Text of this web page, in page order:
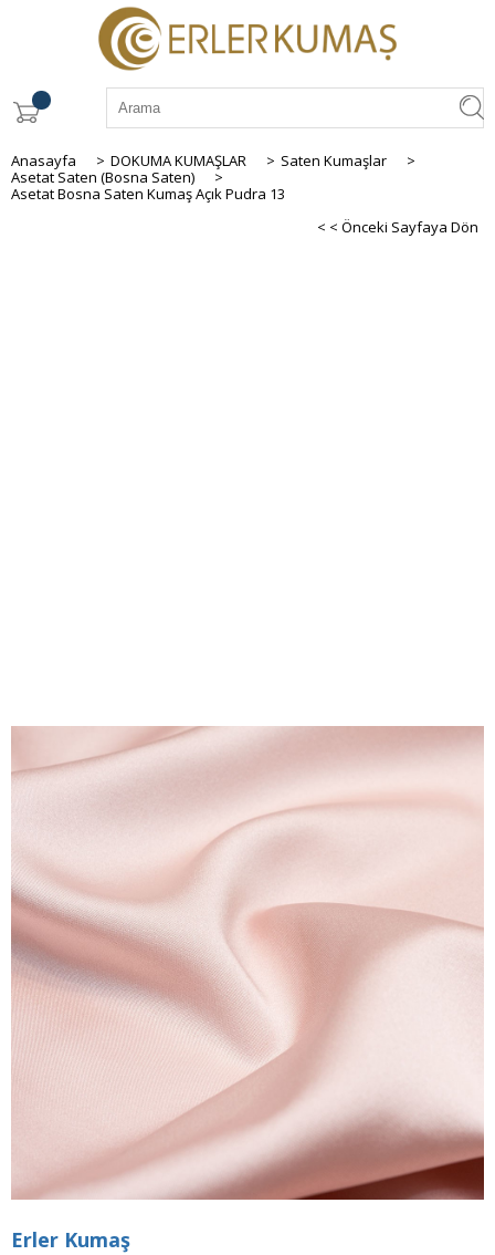
Anasayfa > DOKUMA KUMAŞLAR > Saten Kumaşlar
>
Asetat Saten (Bosna Saten)
>
Asetat Bosna Saten Kumaş Açık Pudra 13
< < Önceki Sayfaya Dön
Erler Kumaş